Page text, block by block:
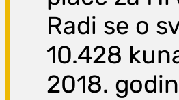
Radi se o
10.428
2018.